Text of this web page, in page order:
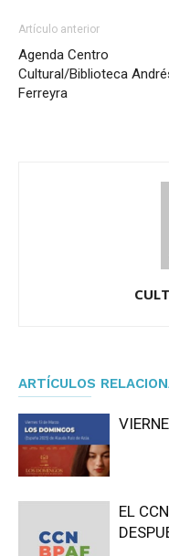
Artículo anterior
Agenda Centro
Cultural/Biblioteca
Ferreyra
ARTÍCULOS
EL